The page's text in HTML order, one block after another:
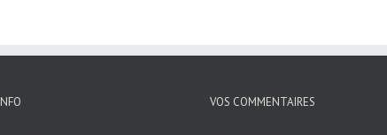
VOS COMMENTAIRES